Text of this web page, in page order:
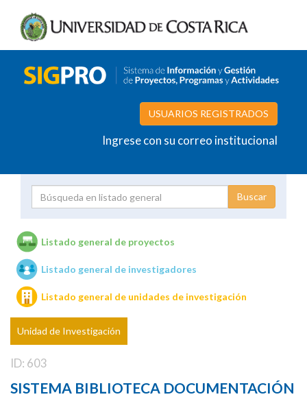
USUARIOS REGISTRADOS
Ingrese con su correo institucional
Unidades de investigación
Listado general de proyectos
Listado general de investigadores
Listado general de unidades de investigación
Unidad de Investigación
ID: 603
SISTEMA BIBLIOTECA DOCUMENTACIÓN